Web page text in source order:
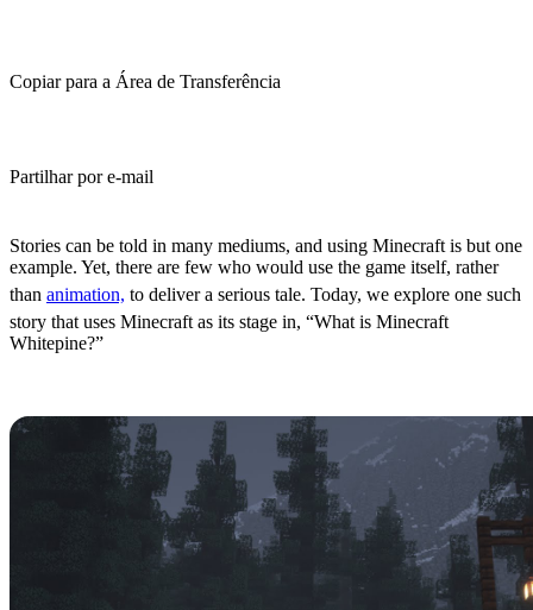
Copiar para a Área de Transferência
Partilhar por e-mail
Stories can be told in many mediums, and using Minecraft is but one
example. Yet, there are few who would use the game itself, rather
than animation, to deliver a serious tale. Today, we explore one such
story that uses Minecraft as its stage in, “What is Minecraft
Whitepine?”